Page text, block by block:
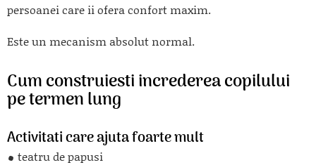
persoanei care ii ofera confort maxim.
Este un mecanism absolut normal.
Cum construiesti increderea copilului
pe termen lung
Activitati care ajuta foarte mult
teatru de papusi